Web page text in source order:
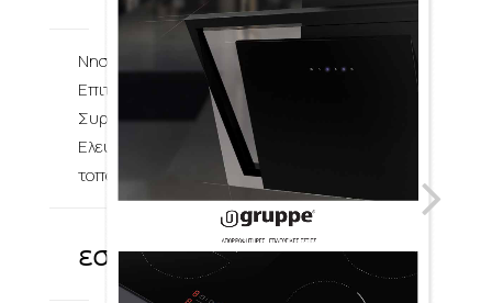
Νησίδες
Επιτοίχιοι
Συρόμενοι
Ελεύθερης
τοποθέτησης
εστίες+